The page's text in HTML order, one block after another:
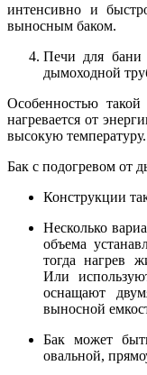
интенсивно и
выносным баком.
Печи для бани
дымоходной
Особенностью такой
нагревается от
высокую температуру.
Бак с подогревом от
Конструкции
Несколько
объема
тогда нагрев
Или
оснащают
выносной
Бак может
овальной,